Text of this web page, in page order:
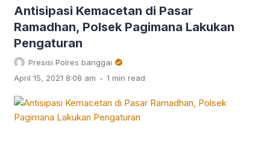
Antisipasi Kemacetan di Pasar
Ramadhan, Polsek Pagimana Lakukan
Pengaturan
Presisi Polres banggai
April 15, 2021 8:08 am . 1 min read